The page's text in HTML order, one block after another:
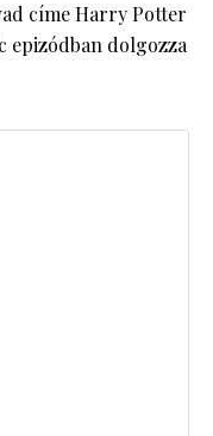
címe Harry Potter
epizódban dolgozza